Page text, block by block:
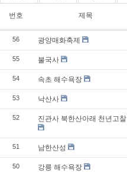
번호 제목
56 광양매화축제
55 불국사
54 속초 해수욕장
53 낙산사
52 진관사 북한산아래 천년고찰
51 남한산성
50 강릉 해수욕장